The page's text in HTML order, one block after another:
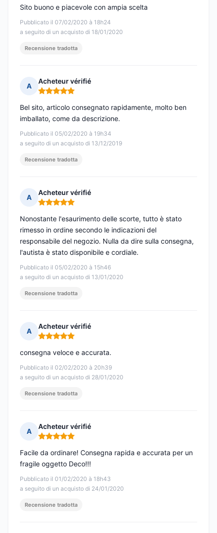
Pubblicato il 07/02/2020 à 18h24
a seguito di un acquisto di 18/01/2020
Sito buono e piacevole con ampia scelta
Recensione tradotta
A
Acheteur vérifié
Nota: 5 su 5
Pubblicato il 05/02/2020 à 19h34
a seguito di un acquisto di 13/12/2019
Bel sito, articolo consegnato rapidamente, molto ben
imballato, come da descrizione.
Recensione tradotta
A
Acheteur vérifié
Nota: 5 su 5
Pubblicato il 05/02/2020 à 15h46
a seguito di un acquisto di 13/01/2020
Nonostante l'esaurimento delle scorte, tutto è stato
rimesso in ordine secondo le indicazioni del
responsabile del negozio. Nulla da dire sulla consegna,
l'autista è stato disponibile e cordiale.
Recensione tradotta
A
Acheteur vérifié
Nota: 5 su 5
Pubblicato il 02/02/2020 à 20h39
a seguito di un acquisto di 28/01/2020
consegna veloce e accurata.
Recensione tradotta
A
Acheteur vérifié
Nota: 5 su 5
Pubblicato il 01/02/2020 à 18h43
a seguito di un acquisto di 24/01/2020
Facile da ordinare! Consegna rapida e accurata per un
fragile oggetto Deco!!!
Recensione tradotta